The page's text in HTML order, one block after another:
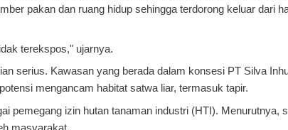
pakan dan ruang hidup sehingga terdorong keluar dari
terekspos," ujarnya.
serius. Kawasan yang berada dalam konsesi PT Silva
mengancam habitat satwa liar, termasuk tapir.
pemegang izin hutan tanaman industri (HTI). Menurutnya,
masyarakat.